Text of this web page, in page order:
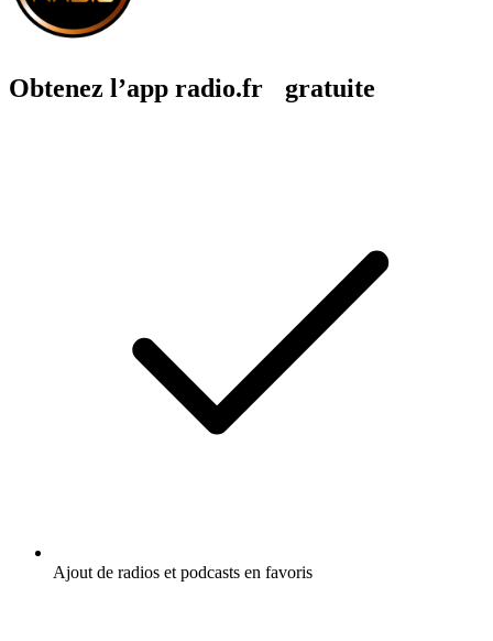
Obtenez l’app radio.fr gratuite
Ajout de radios et podcasts en favoris